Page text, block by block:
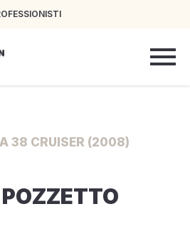
38 CRUISER (2008)